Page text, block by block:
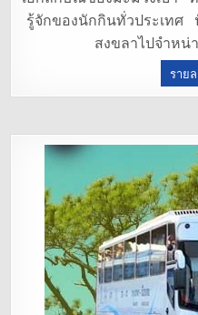
b
o
o
รู้จักของนักกินทั่วประเทศ
สงขลาไปจำหน่
ราย